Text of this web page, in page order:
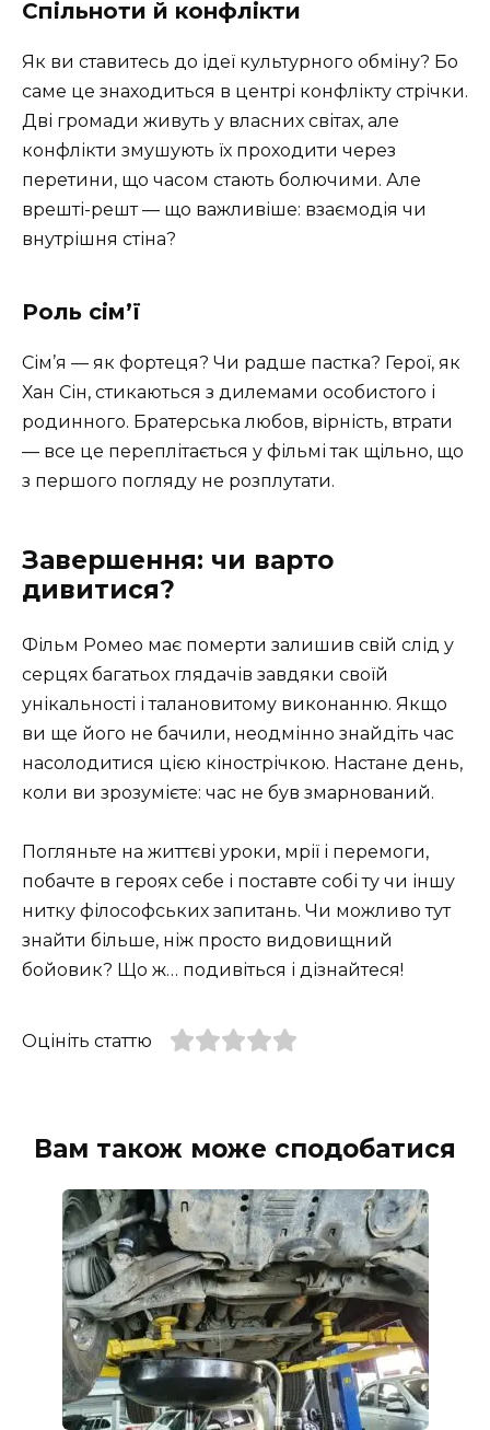
Спільноти й конфлікти
Як ви ставитесь до ідеї культурного обміну? Бо
саме це знаходиться в центрі конфлікту стрічки.
Дві громади живуть у власних світах, але
конфлікти змушують їх проходити через
перетини, що часом стають болючими. Але
врешті-решт — що важливіше: взаємодія чи
внутрішня стіна?
Роль сім’ї
Сім’я — як фортеця? Чи радше пастка? Герої, як
Хан Сін, стикаються з дилемами особистого і
родинного. Братерська любов, вірність, втрати
— все це переплітається у фільмі так щільно, що
з першого погляду не розплутати.
Завершення: чи варто
дивитися?
Фільм Ромео має померти залишив свій слід у
серцях багатьох глядачів завдяки своїй
унікальності і талановитому виконанню. Якщо
ви ще його не бачили, неодмінно знайдіть час
насолодитися цією кінострічкою. Настане день,
коли ви зрозумієте: час не був змарнований.
Погляньте на життєві уроки, мрії і перемоги,
побачте в героях себе і поставте собі ту чи іншу
нитку філософських запитань. Чи можливо тут
знайти більше, ніж просто видовищний
бойовик? Що ж… подивіться і дізнайтеся!
Оцініть статтю
Вам також може сподобатися